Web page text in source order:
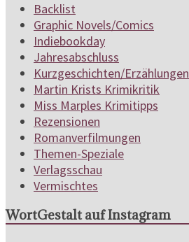
Backlist
Graphic Novels/Comics
Indiebookday
Jahresabschluss
Kurzgeschichten/Erzählungen
Martin Krists Krimikritik
Miss Marples Krimitipps
Rezensionen
Romanverfilmungen
Themen-Speziale
Verlagsschau
Vermischtes
WortGestalt auf Instagram